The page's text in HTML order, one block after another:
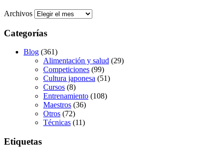
Archivos
Categorías
Blog (361)
Alimentación y salud (29)
Competiciones (99)
Cultura japonesa (51)
Cursos (8)
Entrenamiento (108)
Maestros (36)
Otros (72)
Técnicas (11)
Etiquetas